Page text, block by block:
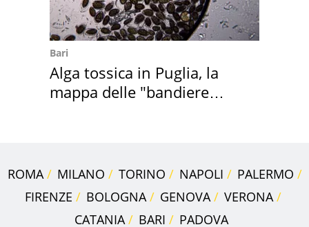
Bari
Alga tossica in Puglia, la
mappa delle "bandiere
ROMA MILANO TORINO NAPOLI
PALERMO
FIRENZE
BOLOGNA GENOVA
VERONA
CATANIA
BARI PADOVA